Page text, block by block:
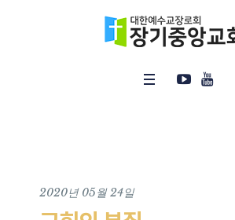
2020년 05월 24일